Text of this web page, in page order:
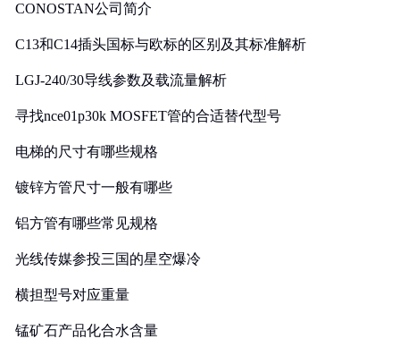
CONOSTAN公司简介
C13和C14插头国标与欧标的区别及其标准解析
LGJ-240/30导线参数及载流量解析
寻找nce01p30k MOSFET管的合适替代型号
电梯的尺寸有哪些规格
镀锌方管尺寸一般有哪些
铝方管有哪些常见规格
光线传媒参投三国的星空爆冷
横担型号对应重量
锰矿石产品化合水含量